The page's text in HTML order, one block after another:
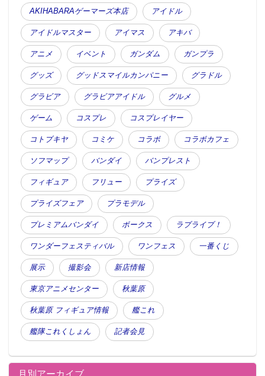
AKIHABARAゲーマーズ本店 アイドル
アイドルマスター アイマス アキバ
アニメ イベント ガンダム ガンプラ
グッズ グッドスマイルカンパニー グラドル
グラビア グラビアアイドル グルメ
ゲーム コスプレ コスプレイヤー
コトブキヤ コミケ コラボ コラボカフェ
ソフマップ バンダイ バンプレスト
フィギュア フリュー プライズ
プライズフェア プラモデル
プレミアムバンダイ ボークス ラブライブ！
ワンダーフェスティバル ワンフェス 一番くじ
展示 撮影会 新店情報
東京アニメセンター 秋葉原
秋葉原 フィギュア情報 艦これ
艦隊これくしょん 記者会見
月別アーカイブ